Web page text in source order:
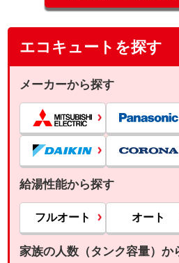
エコキュートを探す
メーカーから探す
給湯性能から探す
フルオート オート
家族の人数（タンク容量）か